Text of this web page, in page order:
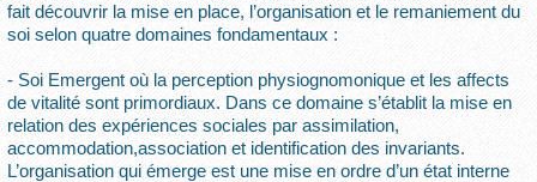
fait découvrir la mise en place, l’organisation et le remaniement du
soi selon quatre domaines fondamentaux :
- Soi Emergent où la perception physiognomonique et les affects
de vitalité sont primordiaux. Dans ce domaine s’établit la mise en
relation des expériences sociales par assimilation,
accommodation,association et identification des invariants.
L’organisation qui émerge est une mise en ordre d’un état interne